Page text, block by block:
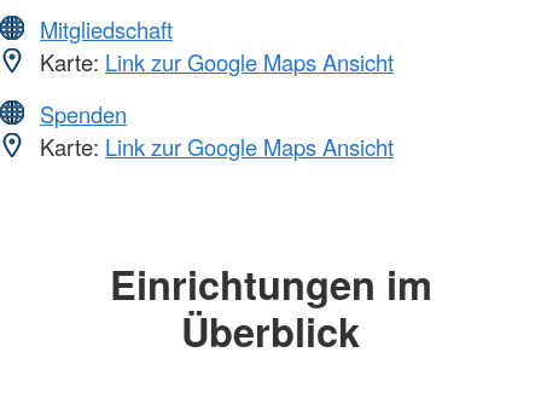
Mitgliedschaft
Karte: Link zur Google Maps Ansicht
Spenden
Karte: Link zur Google Maps Ansicht
Einrichtungen im
Überblick